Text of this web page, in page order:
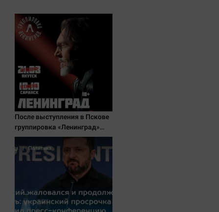
После выступления в Пскове
группировка «Ленинград»
отменила концерты в
Якутске и Саранске